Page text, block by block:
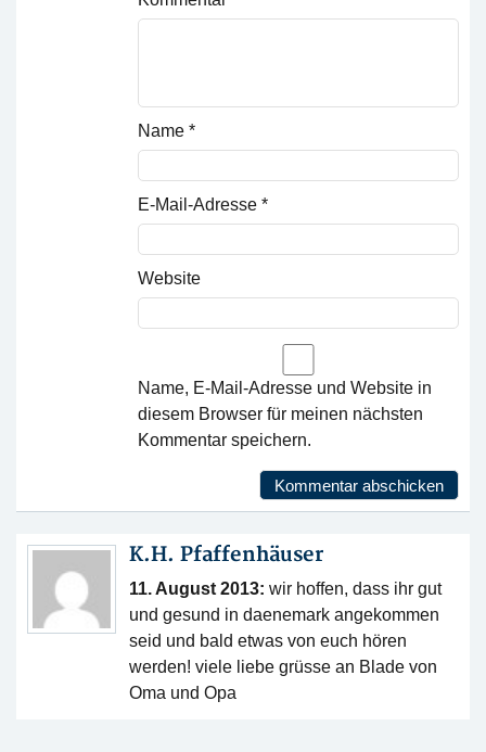
Name *
E-Mail-Adresse *
Website
Name, E-Mail-Adresse und Website in
diesem Browser für meinen nächsten
Kommentar speichern.
K.H. Pfaffenhäuser
11. August 2013: wir hoffen, dass ihr gut
und gesund in daenemark angekommen
seid und bald etwas von euch hören
werden! viele liebe grüsse an Blade von
Oma und Opa